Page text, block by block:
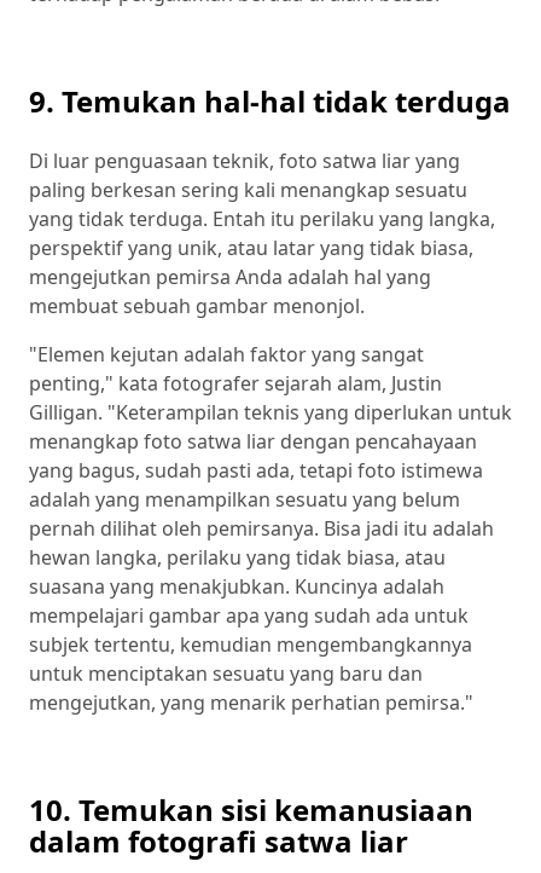
9. Temukan hal-hal tidak terduga
Di luar penguasaan teknik, foto satwa liar yang
paling berkesan sering kali menangkap sesuatu
yang tidak terduga. Entah itu perilaku yang langka,
perspektif yang unik, atau latar yang tidak biasa,
mengejutkan pemirsa Anda adalah hal yang
membuat sebuah gambar menonjol.
"Elemen kejutan adalah faktor yang sangat
penting," kata fotografer sejarah alam, Justin
Gilligan. "Keterampilan teknis yang diperlukan untuk
menangkap foto satwa liar dengan pencahayaan
yang bagus, sudah pasti ada, tetapi foto istimewa
adalah yang menampilkan sesuatu yang belum
pernah dilihat oleh pemirsanya. Bisa jadi itu adalah
hewan langka, perilaku yang tidak biasa, atau
suasana yang menakjubkan. Kuncinya adalah
mempelajari gambar apa yang sudah ada untuk
subjek tertentu, kemudian mengembangkannya
untuk menciptakan sesuatu yang baru dan
mengejutkan, yang menarik perhatian pemirsa."
10. Temukan sisi kemanusiaan
dalam fotografi satwa liar